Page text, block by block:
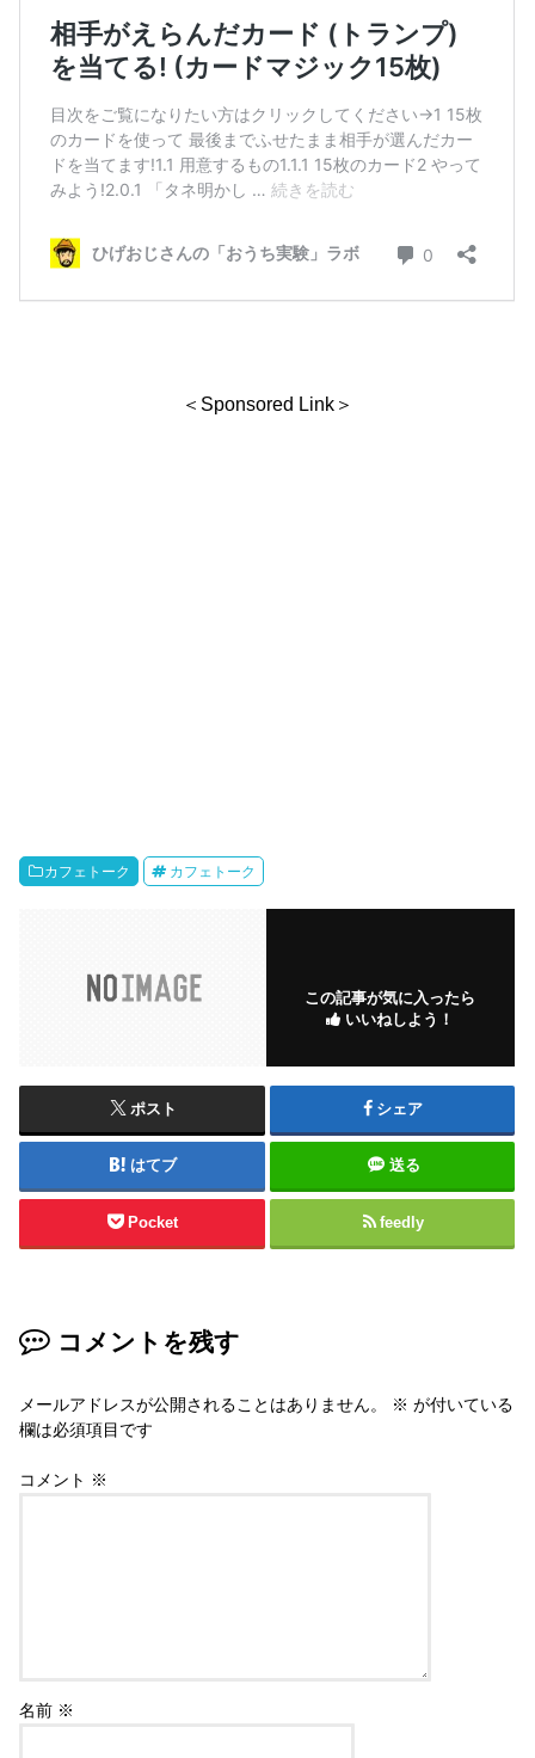
＜Sponsored Link＞
カフェトーク カフェトーク
この記事が気に入ったら
いいねしよう！
ポスト シェア
はてブ 送る
Pocket feedly
コメントを残す
メールアドレスが公開されることはありません。 ※ が付いている
欄は必須項目です
コメント ※
名前 ※